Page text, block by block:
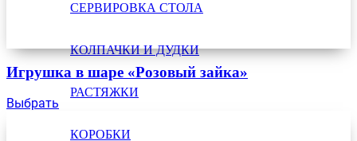
СЕРВИРОВКА СТОЛА
КОЛПАЧКИ И ДУДКИ
РАСТЯЖКИ
КОРОБКИ
Игрушка в шаре «Розовый зайка»
Выбрать